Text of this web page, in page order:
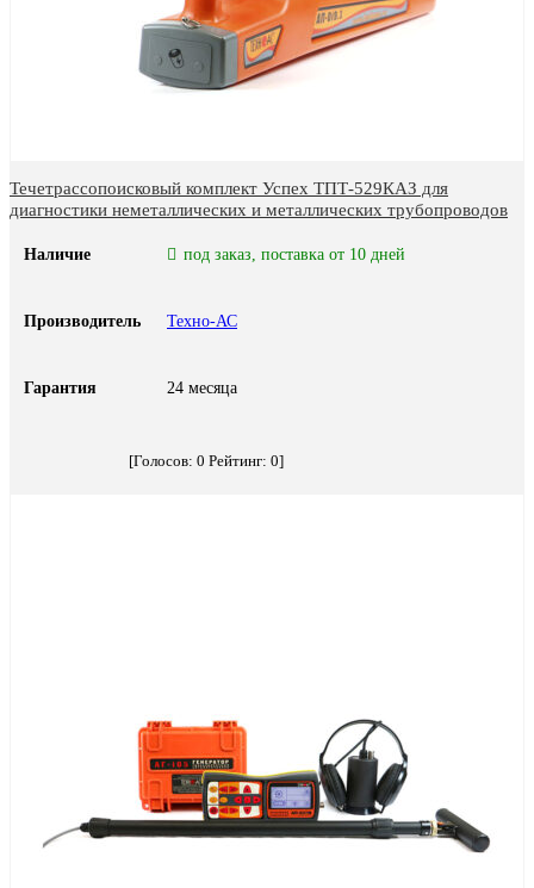
Течетрассопоисковый комплект Успех ТПТ-529КАЗ для
диагностики неметаллических и металлических трубопроводов
Наличие под заказ, поставка от 10 дней
Производитель Техно-АС
Гарантия 24 месяца
[Голосов: 0 Рейтинг: 0]